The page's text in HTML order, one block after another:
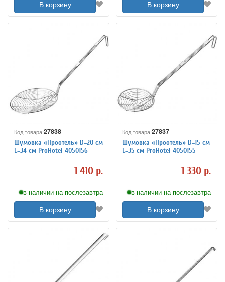
В корзину В корзину
Код товара:27838
Шумовка «Проотель» D=20 см
L=34 см ProHotel 4050156
1 410 р.
в наличии на послезавтра
В корзину
Код товара:27837
Шумовка «Проотель» D=15 см
L=35 см ProHotel 4050155
1 330 р.
в наличии на послезавтра
В корзину